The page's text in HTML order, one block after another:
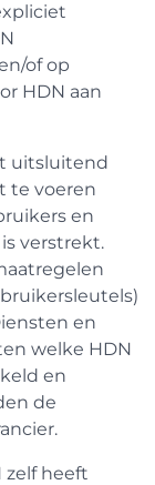
of op
HDN aan
uitsluitend
te voeren
en
verstrekt.
en
welke HDN
en
de
zelf heeft